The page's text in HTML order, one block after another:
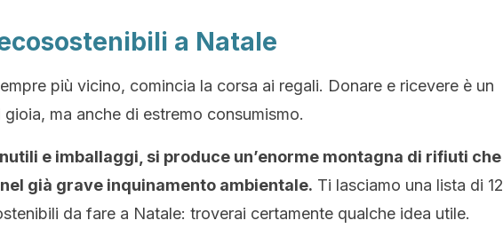
a Natale
più vicino, comincia la corsa ai regali. Donare e ricevere è un
ma anche di estremo consumismo.
e imballaggi, si produce un’enorme montagna di rifiuti che
già grave inquinamento ambientale. Ti lasciamo una lista di 12
da fare a Natale: troverai certamente qualche idea utile.